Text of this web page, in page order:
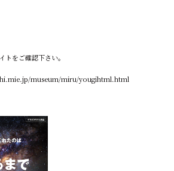
トをご確認下さい。
museum/miru/yougihtml.html